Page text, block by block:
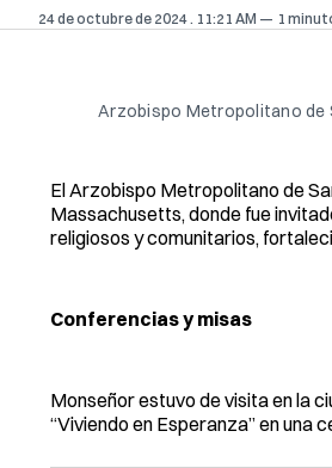
24 de octubre de 2024 . 11:21 AM 1
Arzobispo Metropolitano de
El Arzobispo Metropolitano de
Massachusetts, donde fue
religiosos y comunitarios,
Conferencias y misas
Monseñor estuvo de visita en la
“Viviendo en Esperanza” en una